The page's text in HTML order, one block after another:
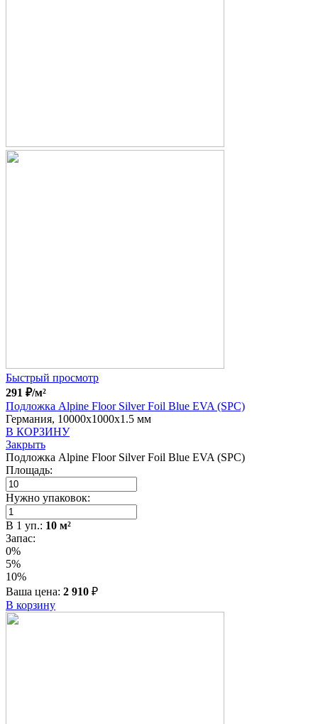
Быстрый просмотр
291 ₽/м²
Подложка Alpine Floor Silver Foil Blue EVA (SPC)
Германия, 10000x1000x1.5 мм
В КОРЗИНУ
Закрыть
Подложка Alpine Floor Silver Foil Blue EVA (SPC)
Площадь:
Нужно упаковок:
В 1 уп.: 10 м²
Запас:
0%
5%
10%
Ваша цена: 2 910 ₽
В корзину